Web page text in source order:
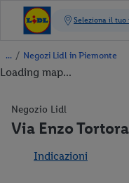
/ Negozi Lidl in Piemonte
Loading map...
Negozio Lidl
Via Enzo
Indicazioni